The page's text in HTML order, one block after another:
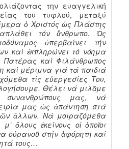
την ευαγγελική
του τυφλού, μεταξύ
ὁ Χριστός ὡς Πλάστης
τόν ἄνθρωπο. Ὡς
ὑπερβαίνει τήν
καί ἐκπληρώνει τό νόημα
Πατέρας καί Φιλάνθρωπος
καί μέριμνα γιά τά παιδιά
τίς εὐεργεσίες Του,
Θέλει νά μιλᾶμε
συνανθρώπους μας, νά
μας ὡς ἀπάντηση στά
ἄλλων. Νά μοιραζόμεθα
ὅλους ἐκείνους οἱ ὁποῖοι
οὐρανοῦ στήν ἀφόρητη καί
τους…